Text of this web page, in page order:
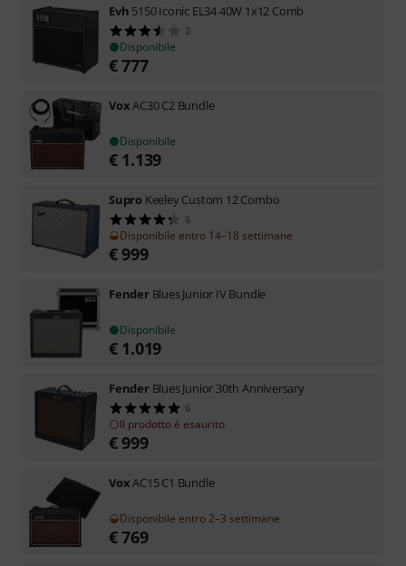
Evh 5150 Iconic EL34 40W 1x12 Comb
2
Disponibile
€777
VoxAC30 C2 Bundle
Disponibile
€ 1.139
Supro Keeley Custom 12 Combo
6
Disponibile entro 14–18 settimane
€999
Fender Blues Junior IV Bundle
Disponibile
€ 1.019
Fender Blues Junior 30th Anniversary
6
Il prodotto è esaurito
€999
VoxAC15 C1 Bundle
Disponibile entro 2–3 settimane
€769